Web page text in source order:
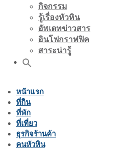
กิจกรรม
รู้เรื่องหัวหิน
อัพเดทข่าวสาร
อินโฟกราฟฟิค
สาระน่ารู้
หน้าแรก
ที่กิน
ที่พัก
ที่เที่ยว
ธุรกิจร้านค้า
คนหัวหิน